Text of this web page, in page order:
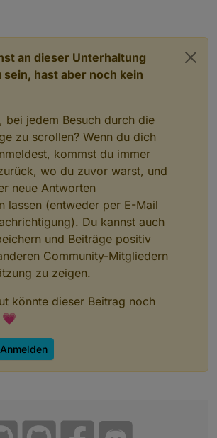
verknüpfte Wert "on" wird, meldet das Alias
false
eintragen, der "on" und "off" meldet. Bei
sollte der Haken gelöscht werden.
nur Lesbar
verknüpfte Wert "on" wird, meldet das Alias
an dieser Unterhaltung
hast aber noch kein
bei jedem Besuch durch die
zu scrollen? Wenn du dich
kommst du immer
wo du zuvor warst, und
neue Antworten
lassen (entweder per E-Mail
Du kannst auch
und Beiträge positiv
Community-Mitgliedern
zu zeigen.
könnte dieser Beitrag noch
💗
Anmelden